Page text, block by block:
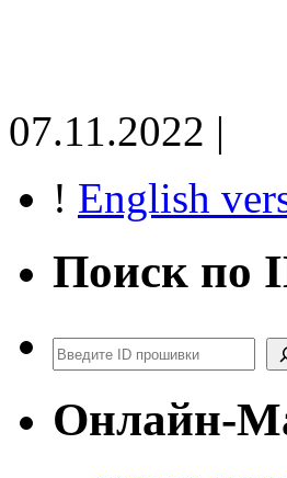
07.11.2022 |
! English
Поиск по
Поиск
Онлайн-